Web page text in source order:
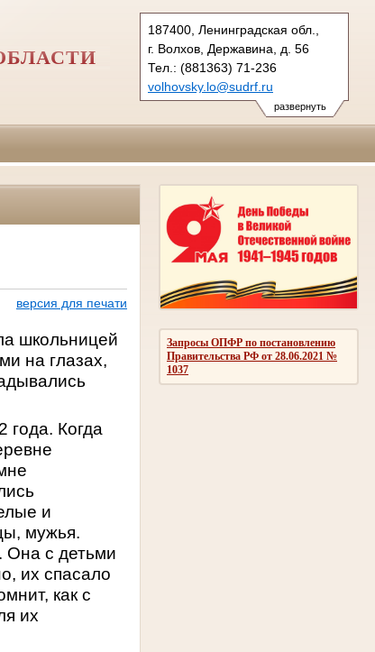
развернуть
187400, Ленинградская обл.,
г. Волхов, Державина, д. 56
Тел.: (881363) 71-236
volhovsky.lo@sudrf.ru
Запросы ОПФР по постановлению
Правительства РФ от 28.06.2021 №
1037
версия для печати
школьницей
на глазах,
Когда
и
мужья.
Она с детьми
их спасало
как с
их